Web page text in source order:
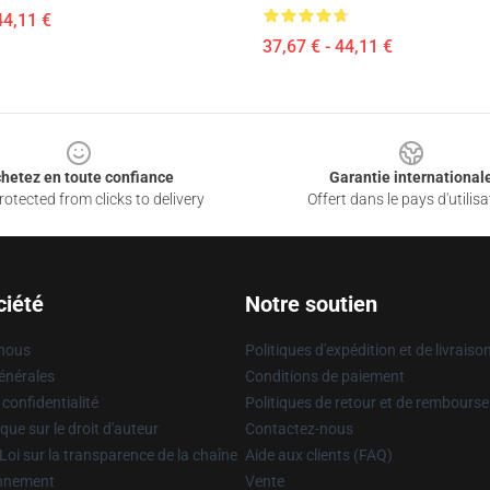
€
37,67 € - 44,11 €
en toute confiance
from clicks to delivery
Garantie
Offert dans le pays
confidentialité
sur le droit d'auteur
sur la transparence de la chaîne
Notre soutien
Politiques d'expédition et de
Conditions de paiement
Politiques de retour et de
Contactez-nous
Aide aux clients (FAQ)
Vente